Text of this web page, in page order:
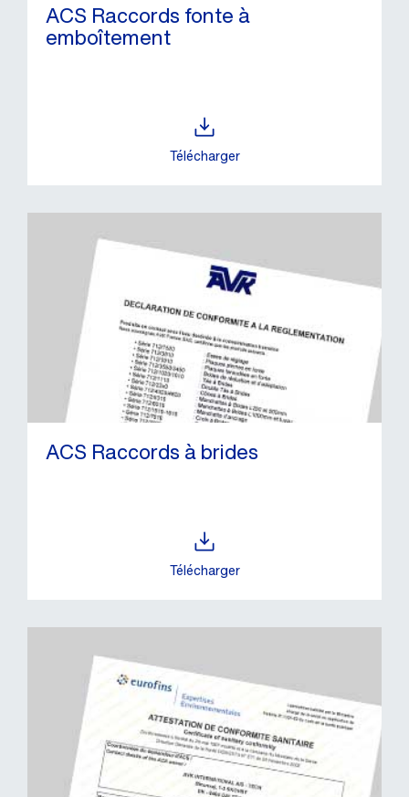
ACS Raccords fonte à
emboîtement
Télécharger
ACS Raccords à brides
Télécharger